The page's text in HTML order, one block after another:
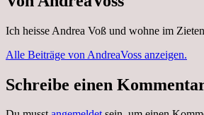
Ich heisse Andrea Voß und wohne im
Alle Beiträge von AndreaVoss anzeigen.
Schreibe einen